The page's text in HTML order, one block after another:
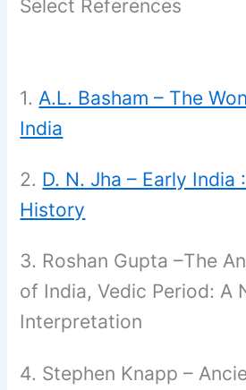
Select References
1. A.L. Basham – The
India
2. D. N. Jha – Early India
History
3. Roshan Gupta –The
of India, Vedic Period: A
Interpretation
4. Stephen Knapp –